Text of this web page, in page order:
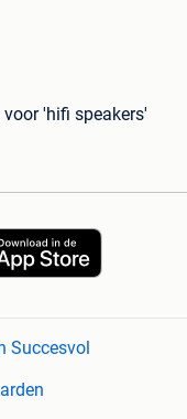
voor 'hifi speakers'
Succesvol